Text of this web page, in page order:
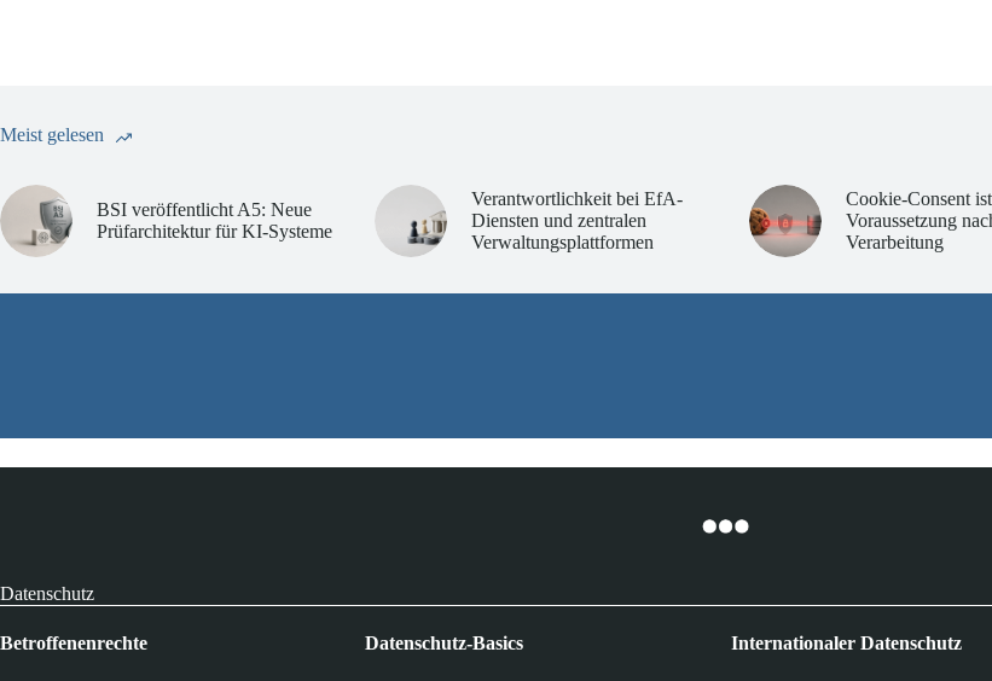
Meist gelesen
BSI veröffentlicht A5: Neue
Prüfarchitektur für KI-Systeme
Verantwortlichkeit bei EfA-
Diensten und zentralen
Verwaltungsplattformen
Cookie-Consent ist
Voraussetzung
Verarbeitung
Datenschutz
Betroffenenrechte Datenschutz-Basics Internationaler Datenschutz